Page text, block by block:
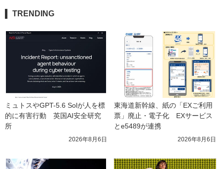
TRENDING
ミュトスやGPT-5.6 Solが人を標
的に有害行動　英国AI安全研究
所
2026年8月6日
東海道新幹線、紙の「EXご利用
票」廃止・電子化　EXサービス
とe5489が連携
2026年8月6日